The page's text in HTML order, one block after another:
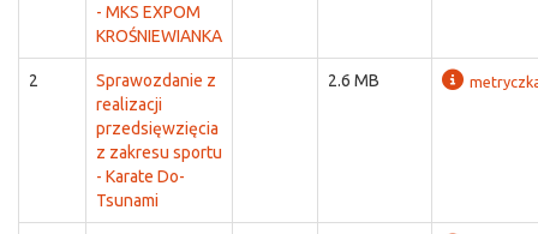
- MKS EXPOM
KROŚNIEWIANKA
2
Sprawozdanie z
realizacji
przedsięwzięcia
z zakresu sportu
- Karate Do-
Tsunami
2.6 MB